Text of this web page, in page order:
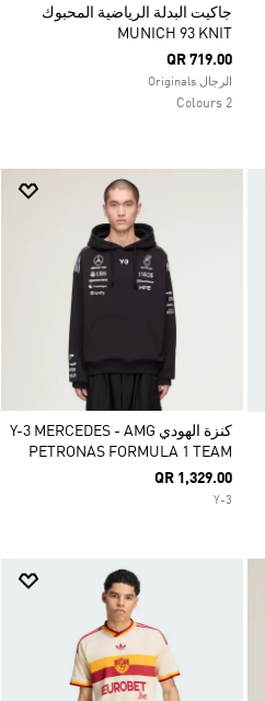
جاكيت البدلة الرياضية المحبوك
MUNICH 93 KNIT
QR 719.00
الرجال Originals
2 Colours
كنزة الهودي Y-3 MERCEDES - AMG
PETRONAS FORMULA 1 TEAM
QR 1,329.00
Y-3